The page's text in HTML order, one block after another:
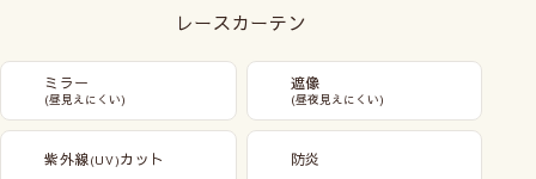
レースカーテン
ミラー
(昼見えにくい)
遮像
(昼夜見えにくい)
紫外線(UV)カット 防炎